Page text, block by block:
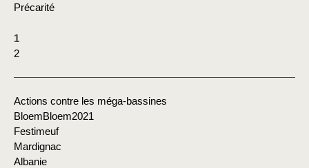
Précarité
1
2
Actions contre les méga-bassines
BloemBloem2021
Festimeuf
Mardignac
Albanie